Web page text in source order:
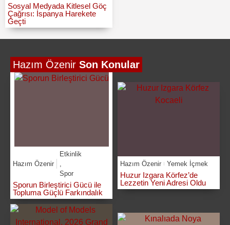
Sosyal Medyada Kitlesel Göç
Çağrısı: İspanya Harekete
Geçti
Hazım Özenir Son Konular
Hazım Özenir
Etkinlik
Spor
Sporun Birleştirici Gücü ile
Topluma Güçlü Farkındalık
Hazım Özenir Yemek İçmek
Huzur Izgara Körfez’de
Lezzetin Yeni Adresi Oldu